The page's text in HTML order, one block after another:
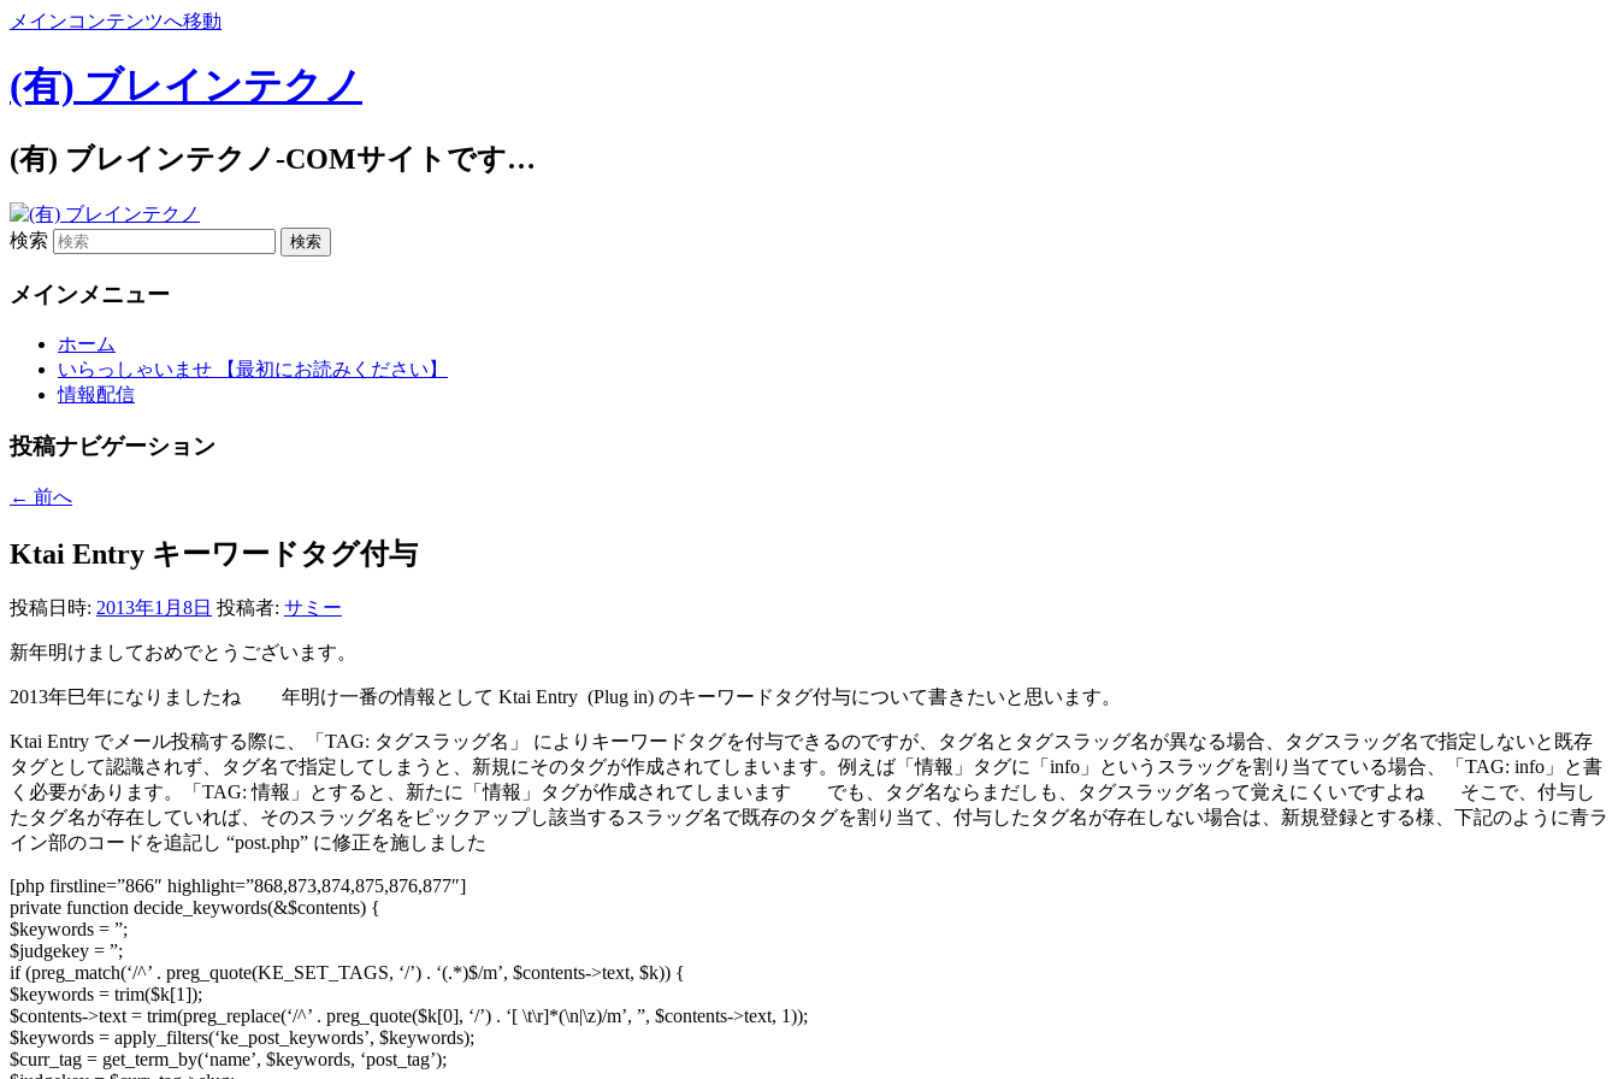
メインコンテンツへ移動
(有) ブレインテクノ
(有) ブレインテクノ-COMサイトです…
検索
メインメニュー
ホーム
いらっしゃいませ 【最初にお読みください】
情報配信
投稿ナビゲーション
← 前へ
Ktai Entry キーワードタグ付与
投稿日時: 2013年1月8日 投稿者: サミー
新年明けましておめでとうございます。
2013年巳年になりましたね 年明け一番の情報として Ktai Entry (Plug in) のキーワードタグ付与について書きたいと思います。
Ktai Entry でメール投稿する際に、「TAG: タグスラッグ名」 によりキーワードタグを付与できるのですが、タグ名とタグスラッグ名が異なる場合、タグスラッグ名で指定しないと既存
タグとして認識されず、タグ名で指定してしまうと、新規にそのタグが作成されてしまいます。例えば「情報」タグに「info」というスラッグを割り当てている場合、「TAG: info」と書
く必要があります。「TAG: 情報」とすると、新たに「情報」タグが作成されてしまいます
でも、タグ名ならまだしも、タグスラッグ名って覚えにくいですよね
そこで、付与し
たタグ名が存在していれば、そのスラッグ名をピックアップし該当するスラッグ名で既存のタグを割り当て、付与したタグ名が存在しない場合は、新規登録とする様、下記のように青ラ
イン部のコードを追記し “post.php” に修正を施しました
[php firstline=”866″ highlight=”868,873,874,875,876,877″]
private function decide_keywords(&$contents) {
$keywords = ”;
$judgekey = ”;
if (preg_match(‘/^’ . preg_quote(KE_SET_TAGS, ‘/’) . ‘(.*)$/m’, $contents->text, $k)) {
$keywords = trim($k[1]);
$contents->text = trim(preg_replace(‘/^’ . preg_quote($k[0], ‘/’) . ‘[ \t\r]*(\n|\z)/m’, ”, $contents->text, 1));
$keywords = apply_filters(‘ke_post_keywords’, $keywords);
$curr_tag = get_term_by(‘name’, $keywords, ‘post_tag’);